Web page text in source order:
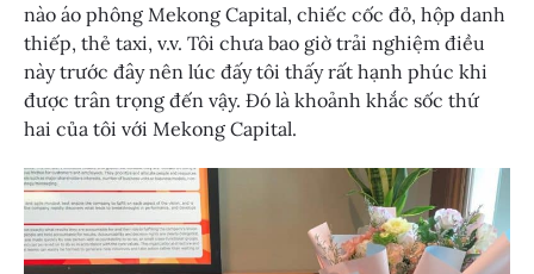
nào áo phông Mekong Capital, chiếc cốc đỏ, hộp danh
thiếp, thẻ taxi, v.v. Tôi chưa bao giờ trải nghiệm điều
này trước đây nên lúc đấy tôi thấy rất hạnh phúc khi
được trân trọng đến vậy. Đó là khoảnh khắc sốc thứ
hai của tôi với Mekong Capital.